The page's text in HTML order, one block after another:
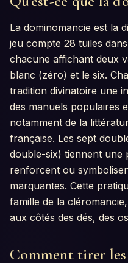
La dominomancie est la
jeu compte 28 tuiles
chacune affichant deux
blanc (zéro) et le six.
tradition divinatoire une
des manuels populaires
notamment de la
française. Les sept
double-six) tiennent une
renforcent ou
marquantes. Cette
famille de la
aux côtés des dés, des
Comment tirer